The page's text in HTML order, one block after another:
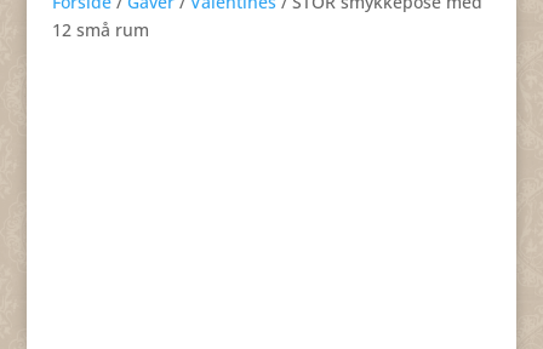
12 små rum